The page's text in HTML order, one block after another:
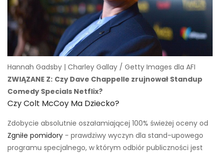
Hannah Gadsby | Charley Gallay / Getty Images dla AFI
ZWIĄZANE Z: Czy Dave Chappelle zrujnował Standup
Comedy Specials Netflix?
Czy Colt McCoy Ma Dziecko?
Zdobycie absolutnie oszałamiającej 100% świeżej oceny od
Zgniłe pomidory - prawdziwy wyczyn dla stand-upowego
programu specjalnego, w którym odbiór publiczności jest